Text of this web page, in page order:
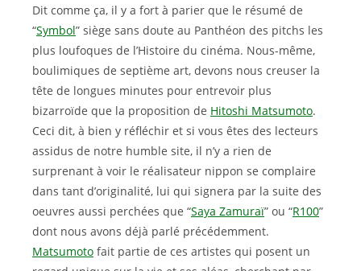
Dit comme ça, il y a fort à parier que le résumé de
“Symbol” siège sans doute au Panthéon des pitchs les
plus loufoques de l’Histoire du cinéma. Nous-même,
boulimiques de septième art, devons nous creuser la
tête de longues minutes pour entrevoir plus
bizarroïde que la proposition de Hitoshi Matsumoto.
Ceci dit, à bien y réfléchir et si vous êtes des lecteurs
assidus de notre humble site, il n’y a rien de
surprenant à voir le réalisateur nippon se complaire
dans tant d’originalité, lui qui signera par la suite des
oeuvres aussi perchées que “Saya Zamuraï” ou “R100”
dont nous avons déjà parlé précédemment.
Matsumoto fait partie de ces artistes qui posent un